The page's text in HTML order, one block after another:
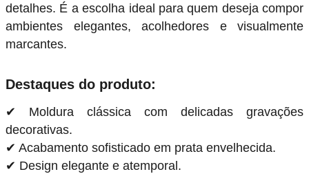
detalhes. É a escolha ideal para quem deseja compor
ambientes elegantes, acolhedores e visualmente
marcantes.
Destaques do produto:
✔ Moldura clássica com delicadas gravações
decorativas.
✔ Acabamento sofisticado em prata envelhecida.
✔ Design elegante e atemporal.